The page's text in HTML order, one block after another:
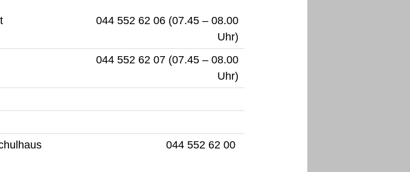
044 552 62 06 (07.45 – 08.00
Uhr)
044 552 62 07 (07.45 – 08.00
Uhr)
044 552 62 00